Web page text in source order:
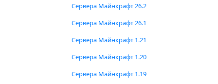
Сервера Майнкрафт 26.2
Сервера Майнкрафт 26.1
Сервера Майнкрафт 1.21
Сервера Майнкрафт 1.20
Сервера Майнкрафт 1.19